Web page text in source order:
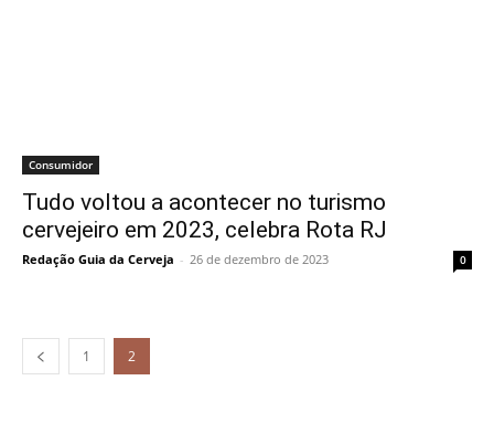
Consumidor
Tudo voltou a acontecer no turismo
cervejeiro em 2023, celebra Rota RJ
Redação Guia da Cerveja - 26 de dezembro de 2023 0
1 2